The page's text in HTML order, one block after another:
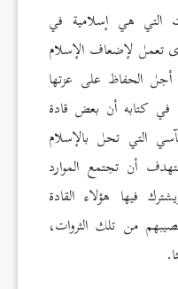
هي إسلامية في
تعمل لإضعاف الإسلام
الحفاظ على عزتها
في كتابه أن بعض قادة
التي تحل بالإسلام
أن تجتمع الموارد
فيها هؤلاء القادة
من تلك الثروات،